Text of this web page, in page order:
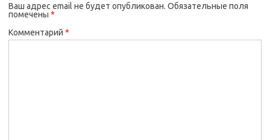
Ваш адрес email не будет опубликован. Обязательные поля
помечены *
Комментарий *